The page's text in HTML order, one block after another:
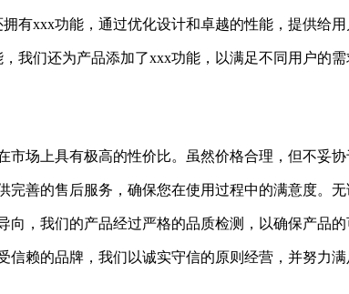
有xxx功能，通过优化设计和卓越的性能，提供给用
我们还为产品添加了xxx功能，以满足不同用户的需
市场上具有极高的性价比。虽然价格合理，但不妥
完善的售后服务，确保您在使用过程中的满意度。
向，我们的产品经过严格的品质检测，以确保产品
信赖的品牌，我们以诚实守信的原则经营，并努力